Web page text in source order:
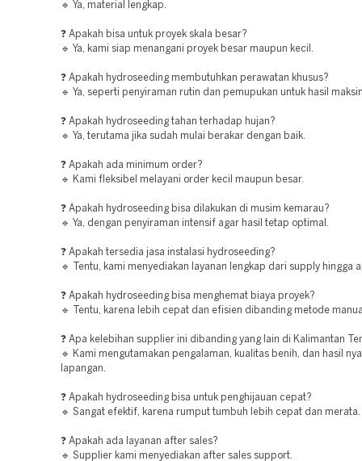
🔹 Ya, material lengkap.
❓ Apakah bisa untuk proyek skala besar?
🔹 Ya, kami siap menangani proyek besar maupun kecil.
❓ Apakah hydroseeding membutuhkan perawatan khusus?
🔹 Ya, seperti penyiraman rutin dan pemupukan untuk hasil
❓ Apakah hydroseeding tahan terhadap hujan?
🔹 Ya, terutama jika sudah mulai berakar dengan baik.
❓ Apakah ada minimum order?
🔹 Kami fleksibel melayani order kecil maupun besar.
❓ Apakah hydroseeding bisa dilakukan di musim kemarau?
🔹 Ya, dengan penyiraman intensif agar hasil tetap optimal.
❓ Apakah tersedia jasa instalasi hydroseeding?
🔹 Tentu, kami menyediakan layanan lengkap dari supply hingga
❓ Apakah hydroseeding bisa menghemat biaya proyek?
🔹 Tentu, karena lebih cepat dan efisien dibanding metode
❓ Apa kelebihan supplier ini dibanding yang lain di Kalimantan
🔹 Kami mengutamakan pengalaman, kualitas benih, dan hasil
lapangan.
❓ Apakah hydroseeding bisa untuk penghijauan cepat?
🔹 Sangat efektif, karena rumput tumbuh lebih cepat dan merata.
❓ Apakah ada layanan after sales?
🔹 Supplier kami menyediakan after sales support.